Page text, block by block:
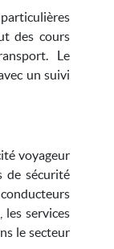
des cours
Le
un suivi
voyageur
de sécurité
services
le secteur